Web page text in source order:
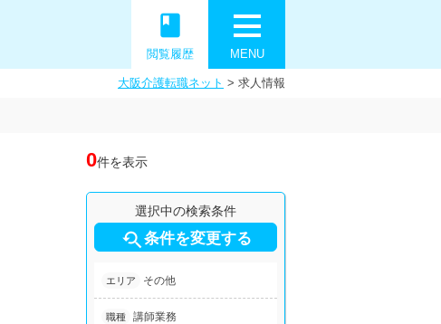
MENU
book
閲覧履歴
大阪介護転職ネット > 求人情報
0件を表示
選択中の検索条件
条件を変更する
エリア その他
職種 講師業務